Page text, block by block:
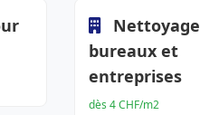
Nettoyage
bureaux et
entreprises
dès 4 CHF/m2